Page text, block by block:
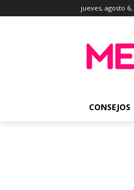
jueves, agosto 6,
CONSEJOS